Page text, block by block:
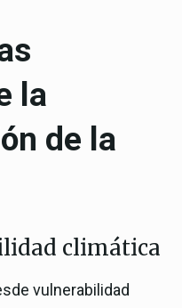
la
de la
climática
vulnerabilidad